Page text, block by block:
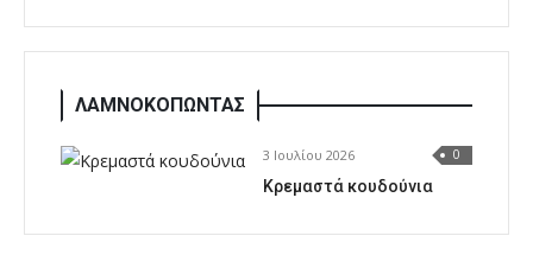
ΛΑΜΝΟΚΟΠΩΝΤΑΣ
3 Ιουλίου 2026 0
Κρεμαστά κουδούνια